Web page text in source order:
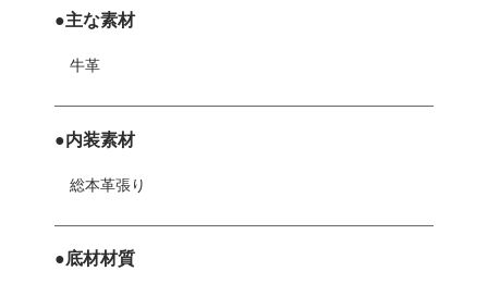
●主な素材
牛革
●内装素材
総本革張り
●底材材質